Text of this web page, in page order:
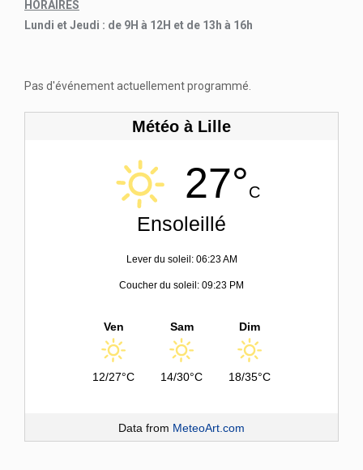
HORAIRES
Lundi et Jeudi : de 9H à 12H et de 13h à 16h
Pas d'événement actuellement programmé.
Météo à Lille
27°C
Ensoleillé
Lever du soleil: 06:23 AM
Coucher du soleil: 09:23 PM
Ven
12/27°C
Sam
14/30°C
Dim
18/35°C
Data from MeteoArt.com